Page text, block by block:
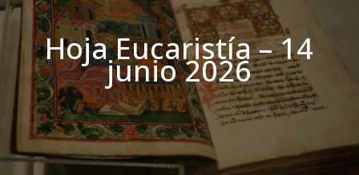
Hoja Eucaristía – 14
junio 2026